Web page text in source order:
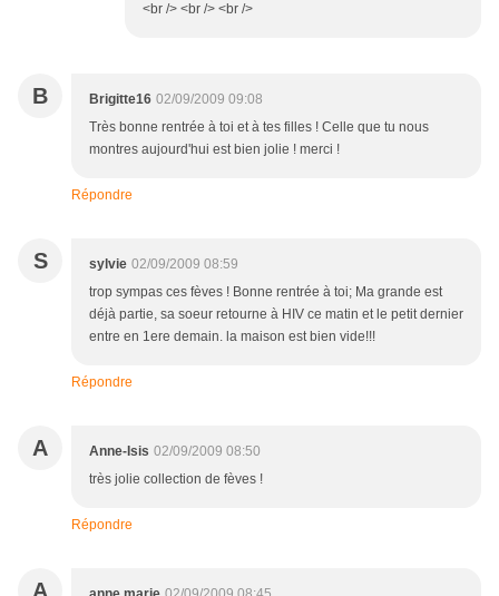
<br /> <br /> <br />
B Brigitte16 02/09/2009 09:08
Très bonne rentrée à toi et à tes filles ! Celle que tu nous
montres aujourd'hui est bien jolie ! merci !
Répondre
S sylvie 02/09/2009 08:59
trop sympas ces fèves ! Bonne rentrée à toi; Ma grande est
déjà partie, sa soeur retourne à HIV ce matin et le petit dernier
entre en 1ere demain. la maison est bien vide!!!
Répondre
A Anne-Isis 02/09/2009 08:50
très jolie collection de fèves !
Répondre
A